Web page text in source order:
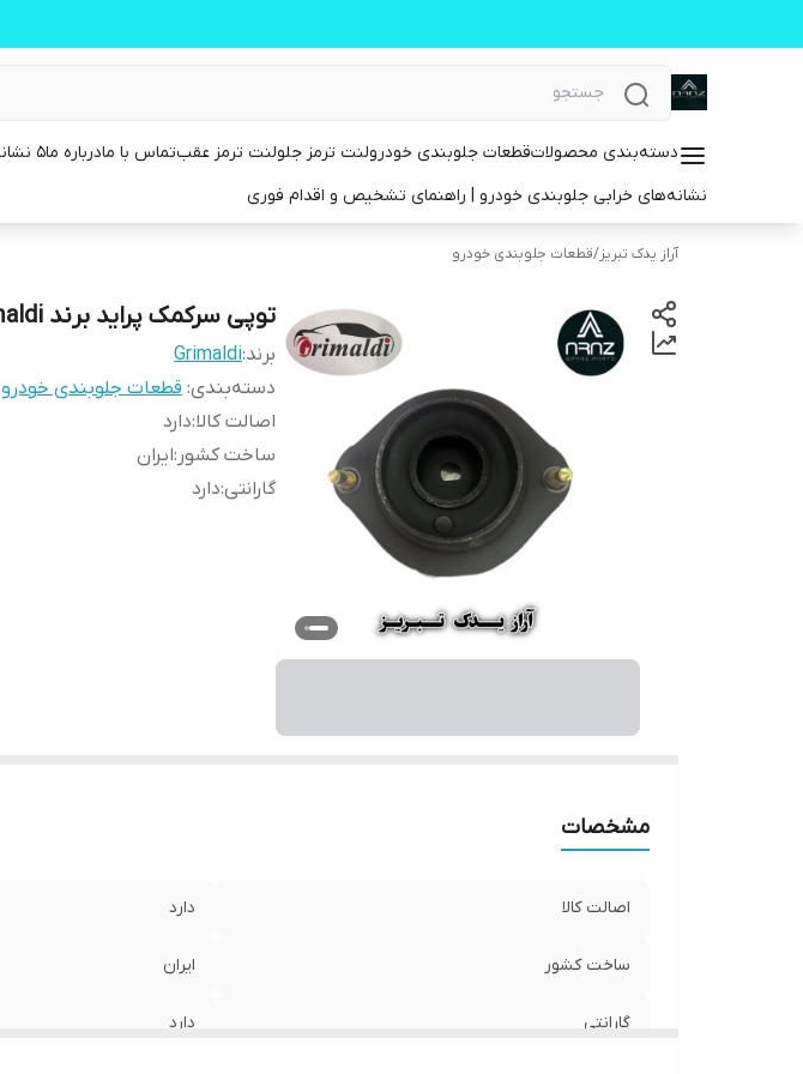
دسته‌بندی محصولاتقطعات جلوبندی خودرولنت ترمز جلولنت ترمز عقبتماس با مادرباره ما۵ نشانه واضح برای تعویض لنت ترمز خودرو | راهنمای کامل
نشانه‌های خرابی جلوبندی خودرو | راهنمای تشخیص و اقدام فوری
آراز یدک تبریز/قطعات جلوبندی خودرو
توپی سرکمک پراید برند grimaldi
برند:Grimaldi
دسته‌بندی: قطعات جلوبندی خودرو
اصالت کالا:دارد
ساخت کشور :ایران
گارانتی:دارد
مشخصات
اصالت کالا دارد
ساخت کشور ایران
گارانتی دارد